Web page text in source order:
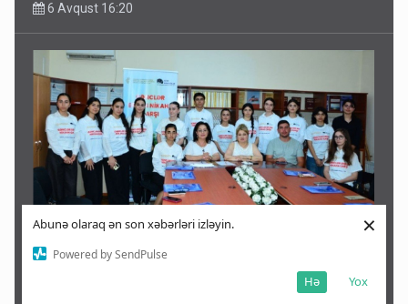
Abunə olaraq ən son xəbərləri izləyin.
Powered by SendPulse
Yox
Hə
×
6 Avqust 16:20
Qəbələdə gənclər erkən nikahın fəsadları barədə